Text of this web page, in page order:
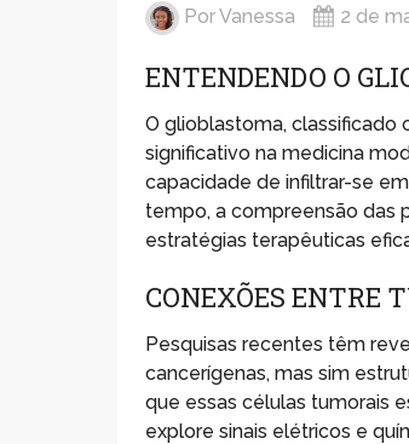
PorVanessa 2 de
ENTENDENDO O
O glioblastoma, classificado
significativo na medicina
capacidade de infiltrar-se
tempo, a compreensão das
estratégias terapêuticas
CONEXÕES ENTRE
Pesquisas recentes têm
cancerígenas, mas sim
que essas células tumorais
explore sinais elétricos e